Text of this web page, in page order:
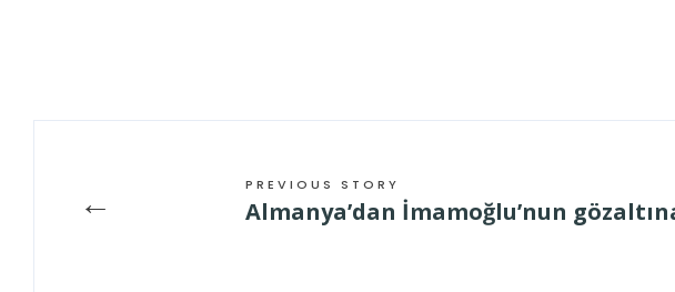
← PREVIOUS STORY
Almanya’dan İmamoğlu’nun